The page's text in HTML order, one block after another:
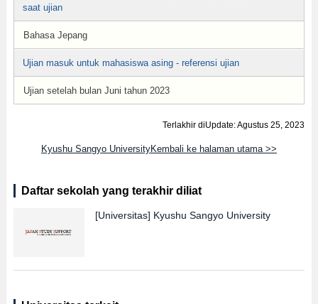
saat ujian
Bahasa Jepang
Ujian masuk untuk mahasiswa asing - referensi ujian
Ujian setelah bulan Juni tahun 2023
Terlakhir diUpdate: Agustus 25, 2023
Kyushu Sangyo UniversityKembali ke halaman utama >>
Daftar sekolah yang terakhir diliat
[Universitas] Kyushu Sangyo University